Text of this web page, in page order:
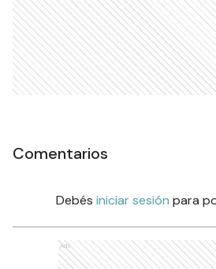
Comentarios
Debés iniciar sesión para
Ads